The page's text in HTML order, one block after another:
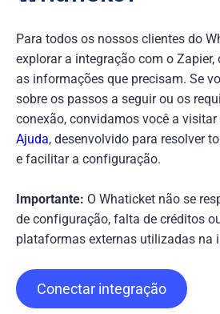
Para todos os nossos clientes do
explorar a integração com o
as informações que precisam. Se
sobre os passos a seguir ou os
conexão, convidamos você a
Ajuda, desenvolvido para resolver
e facilitar a configuração.
Importante: O Whaticket não se
de configuração, falta de créditos
plataformas externas utilizadas na
Conectar integração